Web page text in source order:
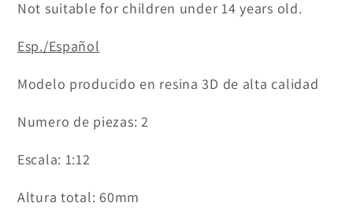
Not suitable for children under 14 years old.
Esp./Español
Modelo producido en resina 3D de alta calidad
Numero de piezas: 2
Escala: 1:12
Altura total: 60mm